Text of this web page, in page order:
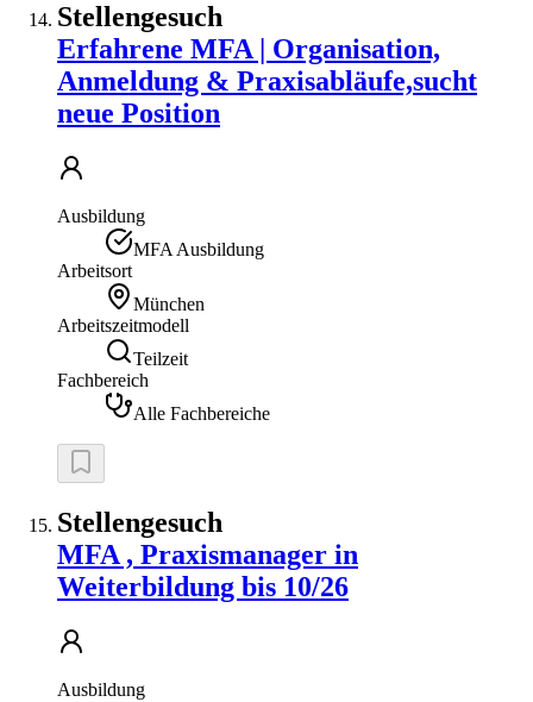
Stellengesuch
Erfahrene MFA | Organisation,
Anmeldung & Praxisabläufe,sucht
neue Position
Ausbildung
MFA Ausbildung
Arbeitsort
München
Arbeitszeitmodell
Teilzeit
Fachbereich
Alle Fachbereiche
Stellengesuch
MFA , Praxismanager in
Weiterbildung bis 10/26
Ausbildung